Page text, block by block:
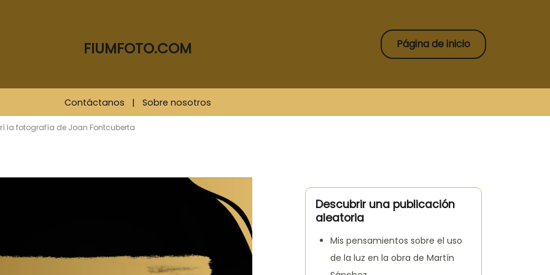
FIUMFOTO.COM Página de inicio
Contáctanos | Sobre nosotros
la fotografía de Joan Fontcuberta
Descubrir una publicación
aleatoria
Mis pensamientos sobre el uso
de la luz en la obra de Martín